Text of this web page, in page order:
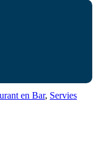
en Bar, Servies